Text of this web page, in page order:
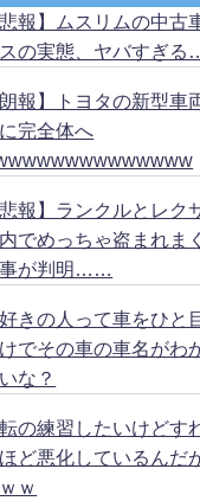
悲報】ムスリムの中古
の実態、ヤバすぎる…
朗報】トヨタの新型車
完全体へ
悲報】ランクルとレク
でめっちゃ盗まれま
が判明……
きの人って車をひと
でその車の車名がわ
な？
の練習したいけどす
ど悪化しているんだ
ｗ